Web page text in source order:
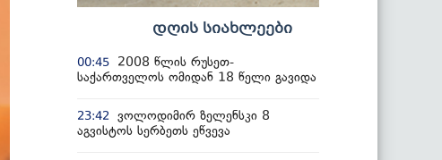
დღის სიახლეები
00:45
2008 წლის რუსეთ-
საქართველოს ომიდან 18 წელი გავიდა
23:42
ვოლოდიმირ ზელენსკი 8
აგვისტოს სერბეთს ეწვევა